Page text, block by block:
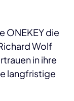
ONEKEY die
Wolf
in ihre
langfristige